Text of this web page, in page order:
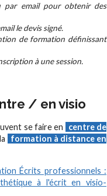
par email pour obtenir des
le devis signé.
de formation définissant
à une session.
/ en visio
se faire en
centre de
formation à distance en
Écrits professionnels :
à l'écrit en visio-